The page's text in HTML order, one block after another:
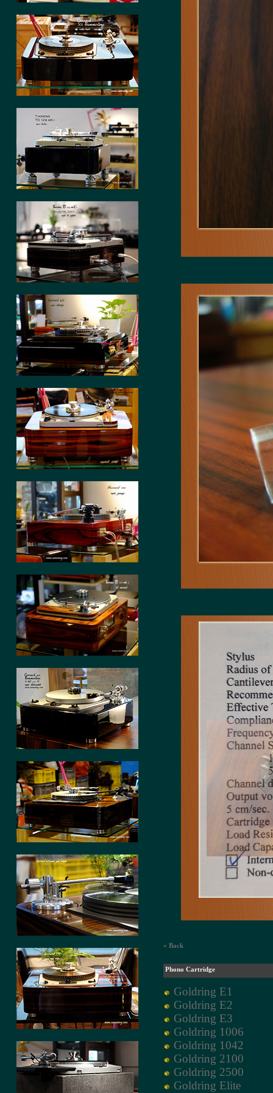
« Back
Phono Cartridge
Goldring E1
Goldring E2
Goldring E3
Goldring 1006
Goldring 1042
Goldring 2100
Goldring 2500
Goldring Elite